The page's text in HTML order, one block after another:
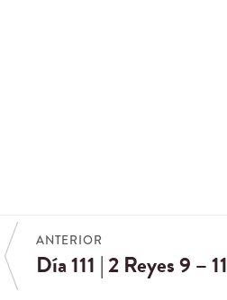
ANTERIOR
Día 111 | 2 Reyes 9 – 11